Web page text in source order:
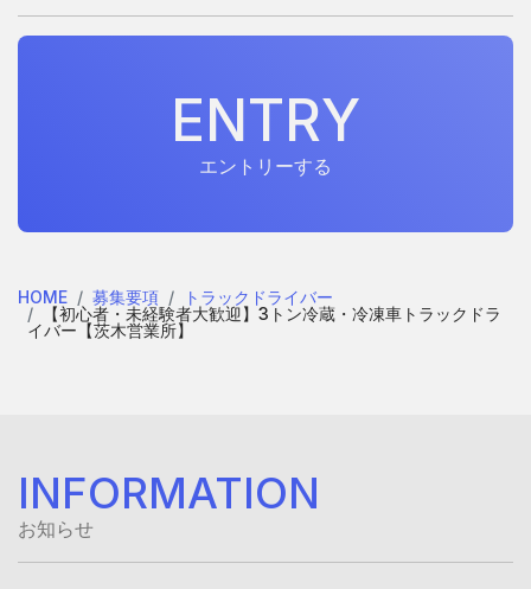
ENTRY
ENTRY
エントリーする
HOME 募集要項
トラックドライバー
【初心者・未経験者大歓迎】3トン冷蔵・冷凍車トラックドラ
イバー【茨木営業所】
お知らせ
INFORMATION